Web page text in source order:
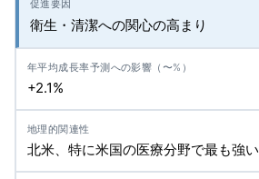
衛生・清潔への関心の高まり
+2.1%
北米、特に米国の医療分野で最も強い